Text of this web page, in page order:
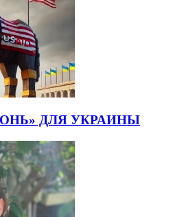
ДЛЯ УКРАИНЫ